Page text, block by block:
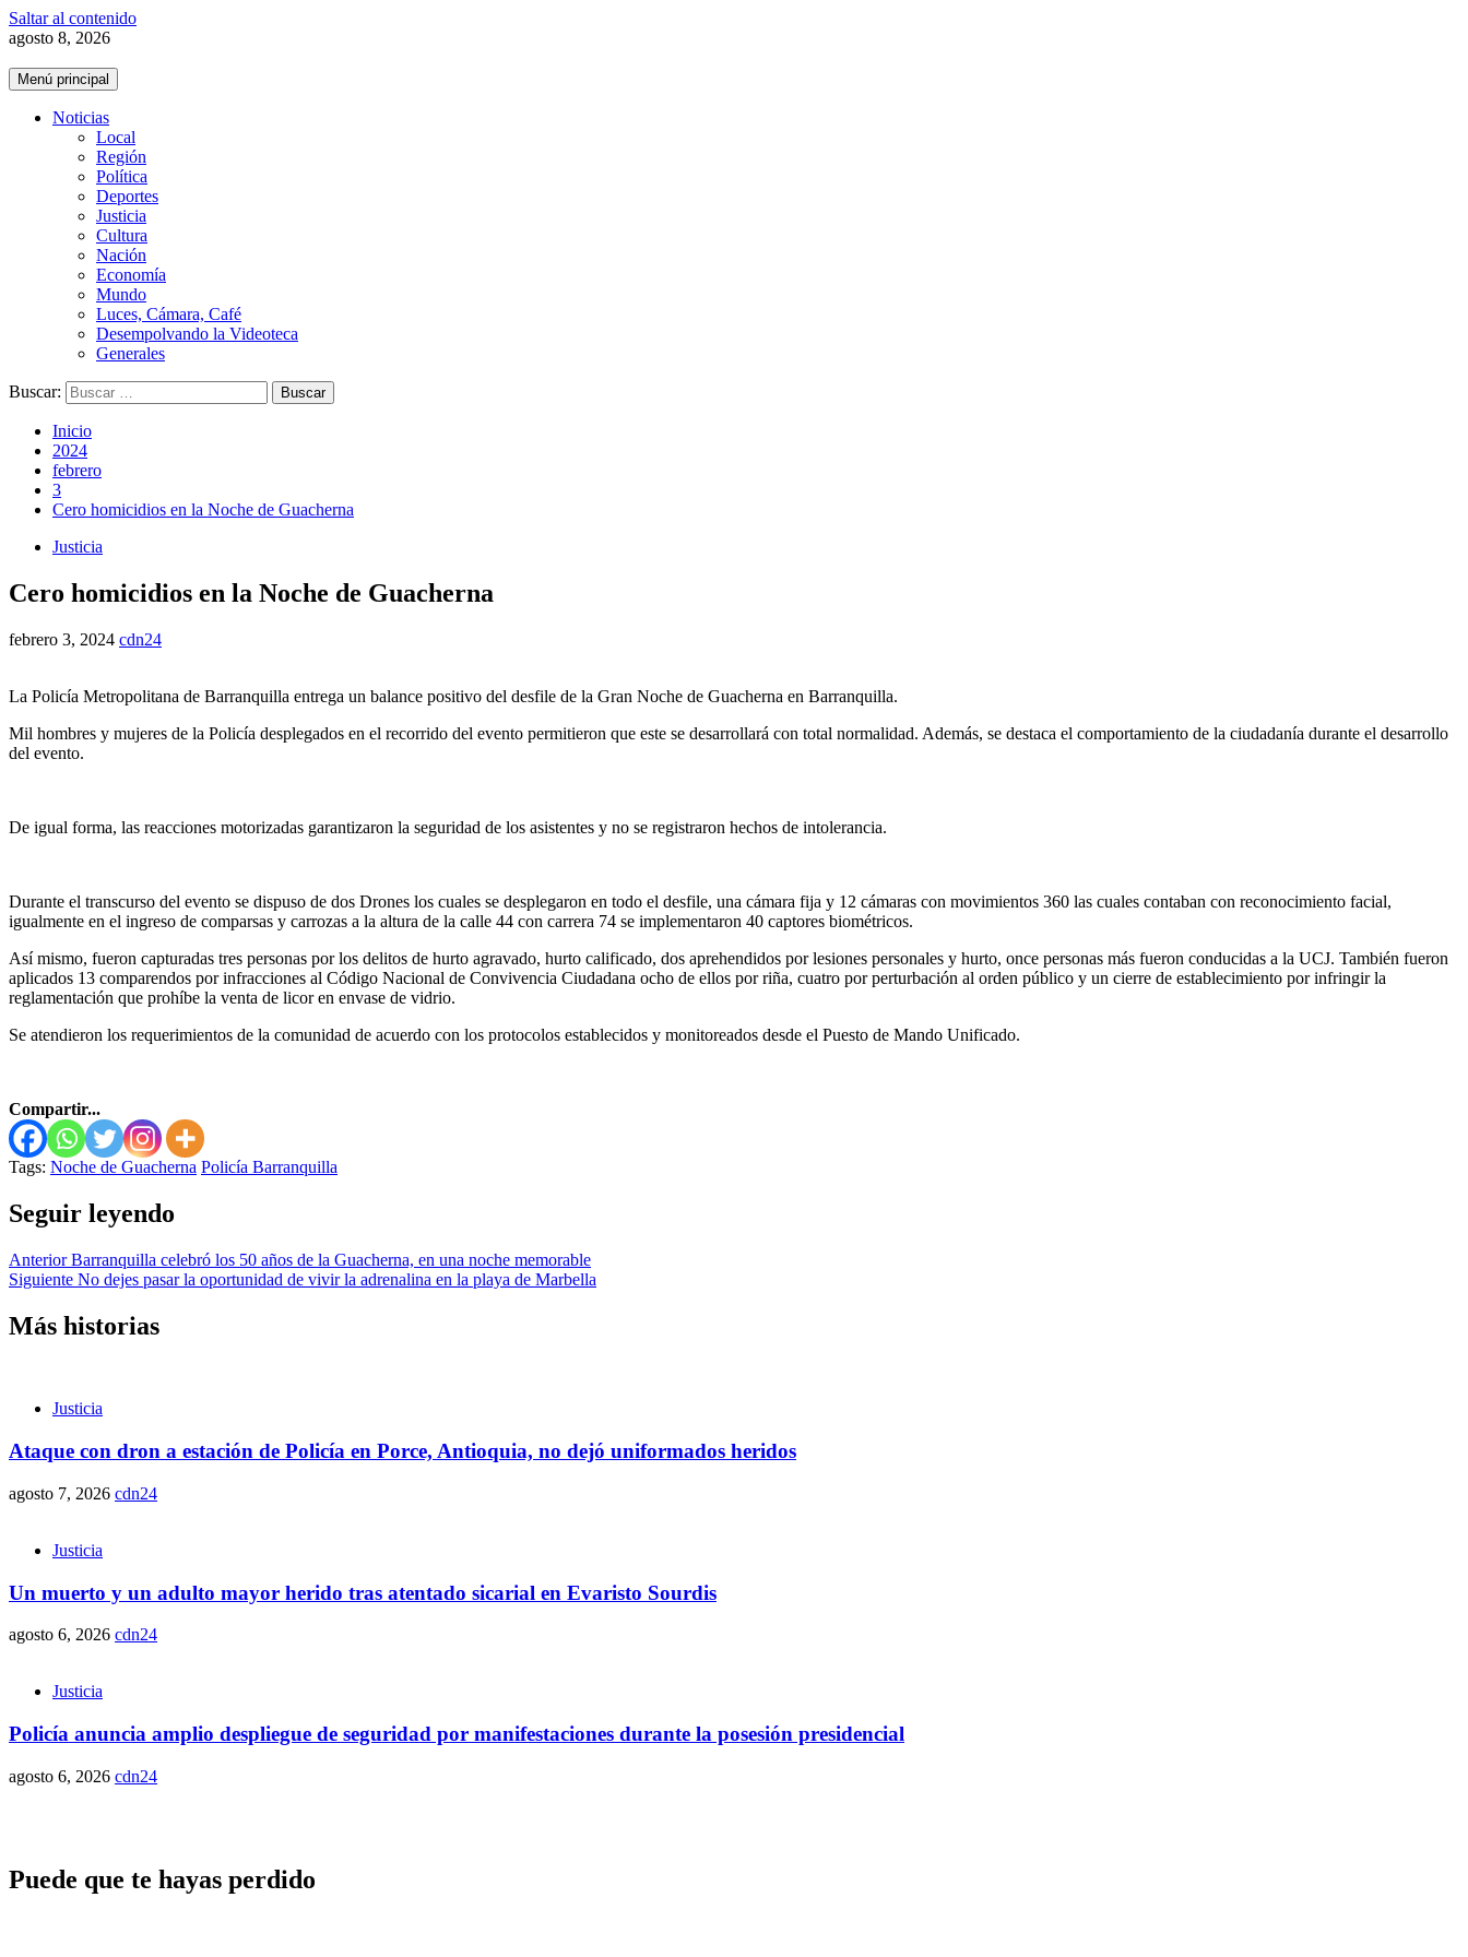
Saltar al contenido
agosto 8, 2026
Menú principal
Noticias
Local
Región
Política
Deportes
Justicia
Cultura
Nación
Economía
Mundo
Luces, Cámara, Café
Desempolvando la Videoteca
Generales
Buscar:
Inicio
2024
febrero
3
Cero homicidios en la Noche de Guacherna
Justicia
Cero homicidios en la Noche de Guacherna
febrero 3, 2024 cdn24
La Policía Metropolitana de Barranquilla entrega un balance positivo del desfile de la Gran Noche de Guacherna en Barranquilla.
Mil hombres y mujeres de la Policía desplegados en el recorrido del evento permitieron que este se desarrollará con total normalidad. Además, se destaca el comportamiento de la ciudadanía durante el desarrollo
del evento.
De igual forma, las reacciones motorizadas garantizaron la seguridad de los asistentes y no se registraron hechos de intolerancia.
Durante el transcurso del evento se dispuso de dos Drones los cuales se desplegaron en todo el desfile, una cámara fija y 12 cámaras con movimientos 360 las cuales contaban con reconocimiento facial,
igualmente en el ingreso de comparsas y carrozas a la altura de la calle 44 con carrera 74 se implementaron 40 captores biométricos.
Así mismo, fueron capturadas tres personas por los delitos de hurto agravado, hurto calificado, dos aprehendidos por lesiones personales y hurto, once personas más fueron conducidas a la UCJ. También fueron
aplicados 13 comparendos por infracciones al Código Nacional de Convivencia Ciudadana ocho de ellos por riña, cuatro por perturbación al orden público y un cierre de establecimiento por infringir la
reglamentación que prohíbe la venta de licor en envase de vidrio.
Se atendieron los requerimientos de la comunidad de acuerdo con los protocolos establecidos y monitoreados desde el Puesto de Mando Unificado.
Compartir...
Tags: Noche de Guacherna Policía Barranquilla
Seguir leyendo
AnteriorBarranquilla celebró los 50 años de la Guacherna, en una noche memorable
Siguiente No dejes pasar la oportunidad de vivir la adrenalina en la playa de Marbella
Más historias
Justicia
Ataque con dron a estación de Policía en Porce, Antioquia, no dejó uniformados heridos
agosto 7, 2026 cdn24
Justicia
Un muerto y un adulto mayor herido tras atentado sicarial en Evaristo Sourdis
agosto 6, 2026 cdn24
Justicia
Policía anuncia amplio despliegue de seguridad por manifestaciones durante la posesión presidencial
agosto 6, 2026 cdn24
Puede que te hayas perdido